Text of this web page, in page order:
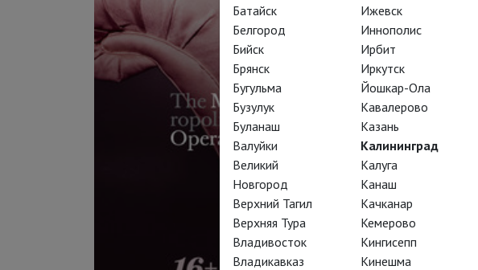
Батайск
Белгород
Бийск
Брянск
Бугульма
Бузулук
Буланаш
Валуйки
Великий
Новгород
Верхний Тагил
Верхняя Тура
Владивосток
Владикавказ
Ижевск
Иннополис
Ирбит
Иркутск
Йошкар-Ола
Кавалерово
Казань
Калининград
Калуга
Канаш
Качканар
Кемерово
Кингисепп
Кинешма